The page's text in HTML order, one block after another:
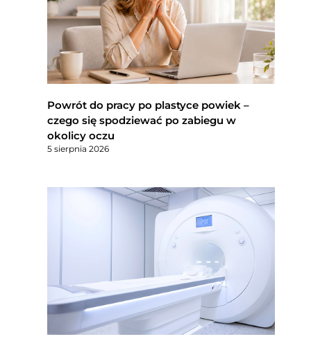
Powrót do pracy po plastyce powiek –
czego się spodziewać po zabiegu w
okolicy oczu
5 sierpnia 2026